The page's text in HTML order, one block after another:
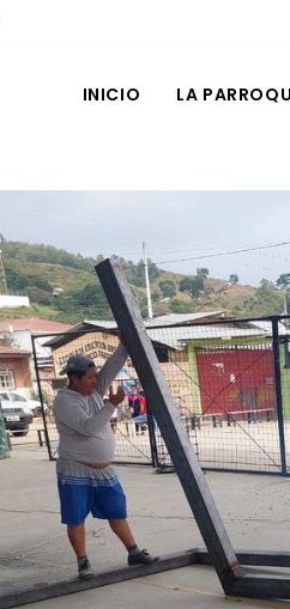
INICIO LA